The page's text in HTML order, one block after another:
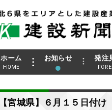
ホーム
HOME
お知らせ 発注
【宮城県】６月１５日付